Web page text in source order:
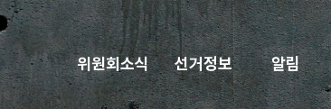
위원회소식 선거정보 알림